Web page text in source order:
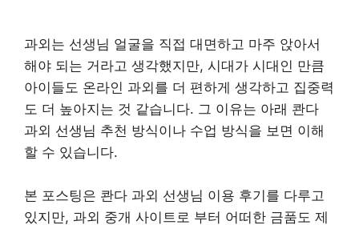
과외는 선생님 얼굴을 직접 대면하고 마주 앉아서
해야 되는 거라고 생각했지만, 시대가 시대인 만큼
아이들도 온라인 과외를 더 편하게 생각하고 집중력
도 더 높아지는 것 같습니다. 그 이유는 아래 콴다
과외 선생님 추천 방식이나 수업 방식을 보면 이해
할 수 있습니다.
본 포스팅은 콴다 과외 선생님 이용 후기를 다루고
있지만, 과외 중개 사이트로 부터 어떠한 금품도 제